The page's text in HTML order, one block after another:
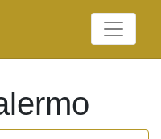
Federazione Italiana